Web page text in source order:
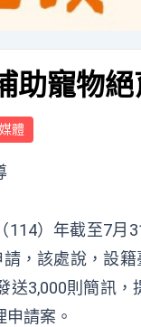
助寵物
體
114）年截至7月
，該處說，設
送3,000則簡訊
請案。